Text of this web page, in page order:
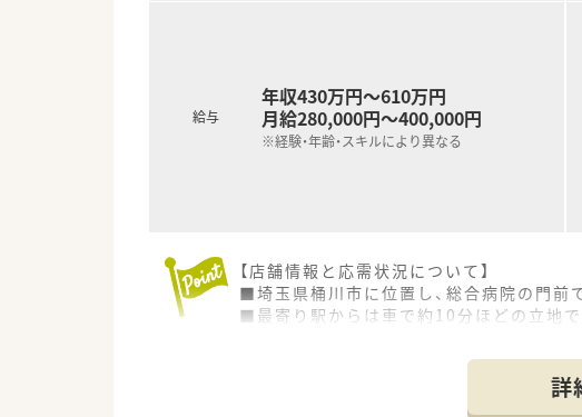
無借金経営で安定しており、
昇給率は年4.5～6.4%と高い水準を実現し
単身のお住まいの方には借上社宅・住宅手
単身で家賃補助のある会社をお探しの方に
年間休日は122日と業界トップクラス！
（月8日+祝日+夏期休暇3日+冬期休暇3日+
そのほか、育児時短勤務制度・選択型確定
長く就業頂けるよう制度が充実しています
給与
年収430万円～610万円
月給280,000円～400,000円
※経験・年齢・スキルにより異なる
【店舗情報と応需状況について】
■埼玉県桶川市に位置し、総合病院の門前
■最寄り駅からは車で約10分ほどの立地で
■ご経験やスキルを考慮し、年収420万
詳